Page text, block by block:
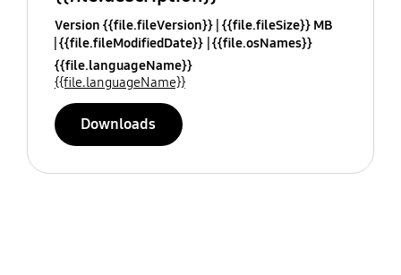
Version {{file.fileVersion}} {{file.fileSize}} MB
{{file.fileModifiedDate}} {{file.osNames}}
{{file.languageName}}
{{file.languageName}}
Downloads